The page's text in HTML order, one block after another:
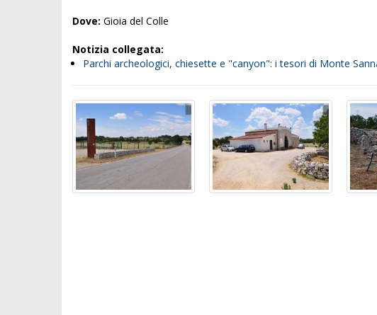
Dove: Gioia del Colle
Notizia collegata:
Parchi archeologici, chiesette e "canyon": i tesori di Monte